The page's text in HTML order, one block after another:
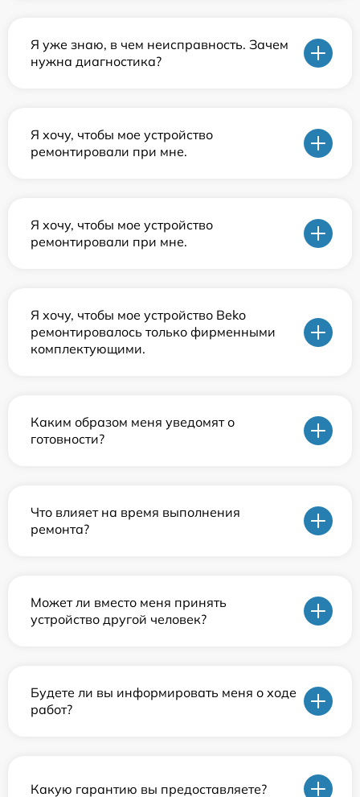
Я уже знаю, в чем неисправность. Зачем
нужна диагностика?
Я хочу, чтобы мое устройство
ремонтировали при мне.
Я хочу, чтобы мое устройство
ремонтировали при мне.
Я хочу, чтобы мое устройство Beko
ремонтировалось только фирменными
комплектующими.
Каким образом меня уведомят о
готовности?
Что влияет на время выполнения
ремонта?
Может ли вместо меня принять
устройство другой человек?
Будете ли вы информировать меня о ходе
работ?
Какую гарантию вы предоставляете?